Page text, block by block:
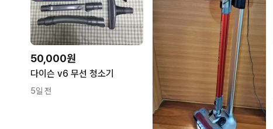
50,000원
다이슨 v6 무선 청소기
5일 전